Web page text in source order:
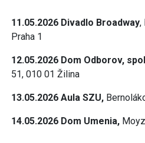
11.05.2026 Divadlo Broadway,
Praha 1
12.05.2026 Dom Odborov,
51, 010 01 Žilina
13.05.2026 Aula SZU,
14.05.2026 Dom Umenia,